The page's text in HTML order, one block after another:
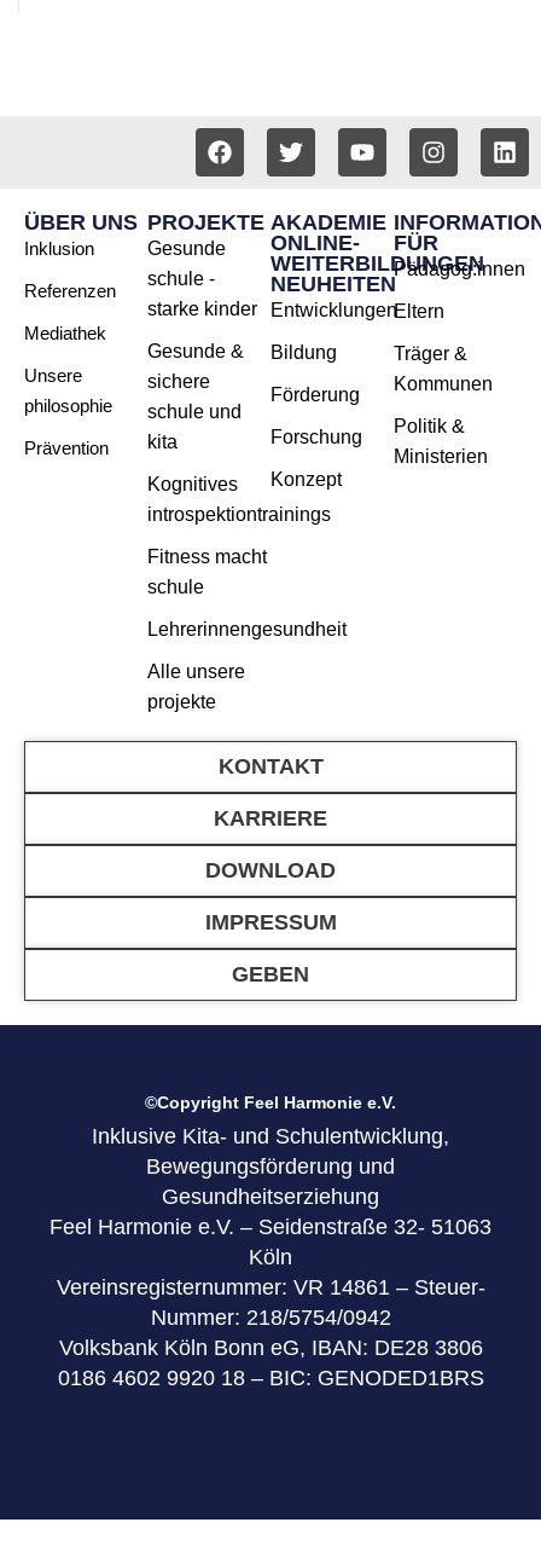
ÜBER UNS
Inklusion
Referenzen
Mediathek
Unsere
philosophie
Prävention
PROJEKTE
Gesunde
schule -
starke kinder
Gesunde &
sichere
schule und
kita
Kognitives
introspektiontrainings
Fitness macht
schule
Lehrerinnengesundheit
Alle unsere
projekte
AKADEMIE
ONLINE-
WEITERBILDUNGEN
NEUHEITEN
Entwicklungen
Bildung
Förderung
Forschung
Konzept
FÜR
Pädagog:innen
Eltern
Träger &
Kommunen
Politik &
Ministerien
KONTAKT
KARRIERE
DOWNLOAD
IMPRESSUM
GEBEN
©Copyright Feel Harmonie e.V.
Inklusive Kita- und Schulentwicklung,
Bewegungsförderung und
Gesundheitserziehung
Feel Harmonie e.V. – Seidenstraße 32- 51063
Köln
Vereinsregisternummer: VR 14861 – Steuer-
Nummer: 218/5754/0942
Volksbank Köln Bonn eG, IBAN: DE28 3806
0186 4602 9920 18 – BIC: GENODED1BRS